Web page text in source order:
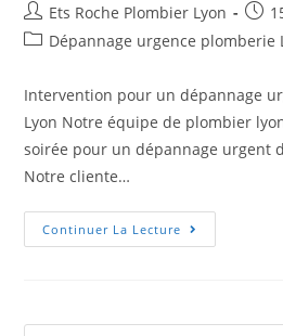
Ets Roche Plombier Lyon
Dépannage urgence plomberie
Intervention pour un dépannage
Lyon Notre équipe de plombier
soirée pour un dépannage urgent
Notre cliente…
Continuer La Lecture